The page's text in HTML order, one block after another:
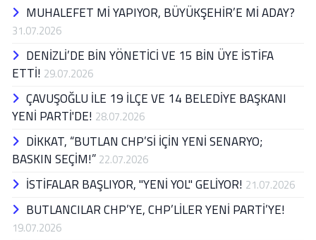
MUHALEFET Mİ YAPIYOR, BÜYÜKŞEHİR’E Mİ ADAY?
31.07.2026
DENİZLİ’DE BİN YÖNETİCİ VE 15 BİN ÜYE İSTİFA
ETTİ! 29.07.2026
ÇAVUŞOĞLU İLE 19 İLÇE VE 14 BELEDİYE BAŞKANI
YENİ PARTİ'DE! 28.07.2026
DİKKAT, “BUTLAN CHP’Sİ İÇİN YENİ SENARYO;
BASKIN SEÇİM!”22.07.2026
İSTİFALAR BAŞLIYOR, "YENİ YOL" GELİYOR! 21.07.2026
BUTLANCILAR CHP’YE, CHP’LİLER YENİ PARTİ’YE!
19.07.2026